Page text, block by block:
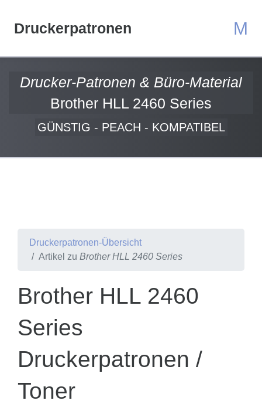
Druckerpatronen M
Drucker-Patronen & Büro-Material
Brother HLL 2460 Series
GÜNSTIG - PEACH - KOMPATIBEL
Druckerpatronen-Übersicht
Artikel zu Brother HLL 2460 Series
Brother HLL 2460
Series
Druckerpatronen /
Toner